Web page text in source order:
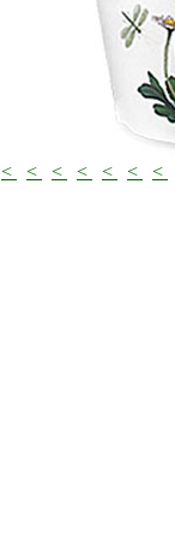
< < < < < < <